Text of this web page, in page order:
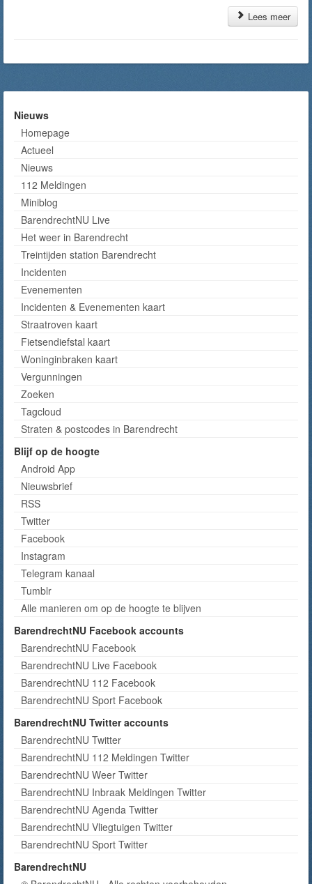
Lees meer
Nieuws
Homepage
Actueel
Nieuws
112 Meldingen
Miniblog
BarendrechtNU Live
Het weer in Barendrecht
Treintijden station Barendrecht
Incidenten
Evenementen
Incidenten & Evenementen kaart
Straatroven kaart
Fietsendiefstal kaart
Woninginbraken kaart
Vergunningen
Zoeken
Tagcloud
Straten & postcodes in Barendrecht
Blijf op de hoogte
Android App
Nieuwsbrief
RSS
Twitter
Facebook
Instagram
Telegram kanaal
Tumblr
Alle manieren om op de hoogte te blijven
BarendrechtNU Facebook accounts
BarendrechtNU Facebook
BarendrechtNU Live Facebook
BarendrechtNU 112 Facebook
BarendrechtNU Sport Facebook
BarendrechtNU Twitter accounts
BarendrechtNU Twitter
BarendrechtNU 112 Meldingen Twitter
BarendrechtNU Weer Twitter
BarendrechtNU Inbraak Meldingen Twitter
BarendrechtNU Agenda Twitter
BarendrechtNU Vliegtuigen Twitter
BarendrechtNU Sport Twitter
BarendrechtNU